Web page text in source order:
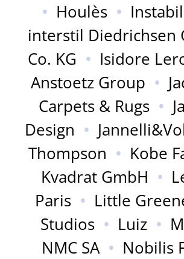
• Houlès •
interstil Diedrichsen
Co. KG • Isidore
Anstoetz Group •
Carpets & Rugs •
Design •
Thompson • Kobe
Kvadrat GmbH •
Paris • Little
Studios • Luiz •
NMC SA • Nobilis